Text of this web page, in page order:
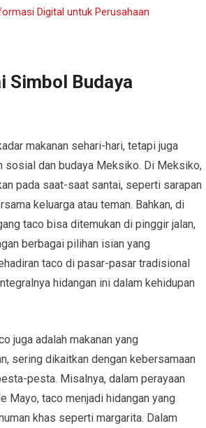
Digital untuk Perusahaan
Simbol Budaya
makanan sehari-hari, tetapi juga
sosial dan budaya Meksiko. Di Meksiko,
pada saat-saat santai, seperti sarapan
keluarga atau teman. Bahkan, di
taco bisa ditemukan di pinggir jalan,
berbagai pilihan isian yang
taco di pasar-pasar tradisional
hidangan ini dalam kehidupan
juga adalah makanan yang
sering dikaitkan dengan kebersamaan
pesta. Misalnya, dalam perayaan
Mayo, taco menjadi hidangan yang
khas seperti margarita. Dalam